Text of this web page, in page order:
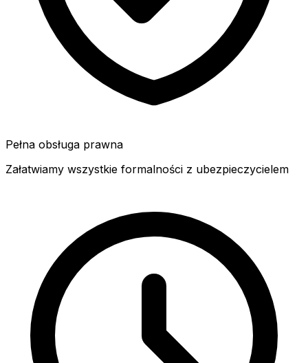
Pełna obsługa prawna
Załatwiamy wszystkie formalności z ubezpieczycielem